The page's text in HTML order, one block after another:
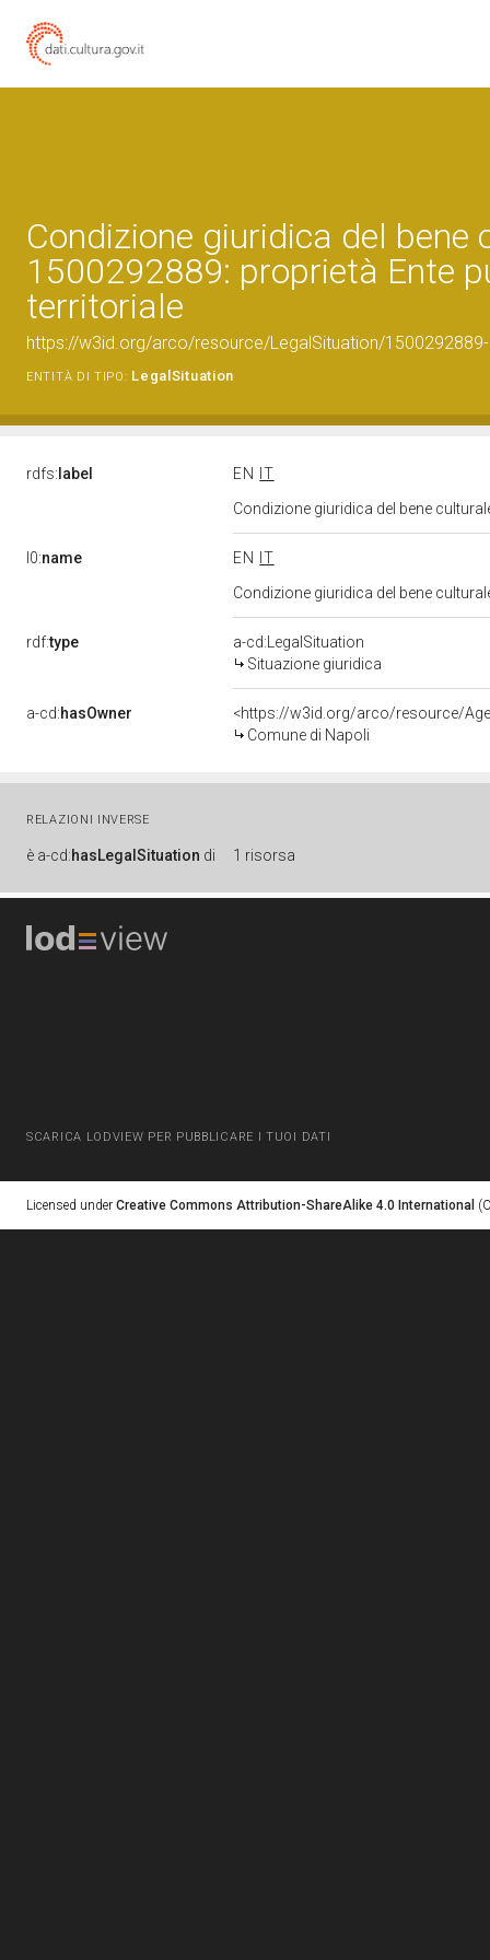
Condizione giuridica del bene
1500292889: proprietà Ente
territoriale
https://w3id.org/arco/resource/LegalSituation/
ENTITÀ DI TIPO: LegalSituation
rdfs: label EN
IT
Condizione giuridica del bene
l0:name EN
IT
Condizione giuridica del bene
rdf:type
a-cd:LegalSituation
Situazione giuridica
a-cd:hasOwner
<https://w3id.org/arco/resource/
Comune di Napoli
RELAZIONI INVERSE
è a-cd:hasLegalSituation di 1 risorsa
SCARICA LODVIEW PER PUBBLICARE I TUOI DATI
Licensed under Creative Commons Attribution-ShareAlike 4.0 International